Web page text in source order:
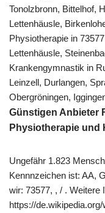
Tonolzbronn, Bittelhof,
Lettenhäusle,
Physiotherapie in
Lettenhäusle,
Krankengymnastik in
Leinzell, Durlangen,
Obergröningen,
Günstigen Anbieter
Physiotherapie und
Ungefähr 1.823
Kennnzeichen ist: AA,
wir: 73577, , / . Weitere
https://